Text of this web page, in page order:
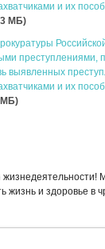
и их
MБ)
преступлениями,
выявленных
и их
жизнь и здоровье в